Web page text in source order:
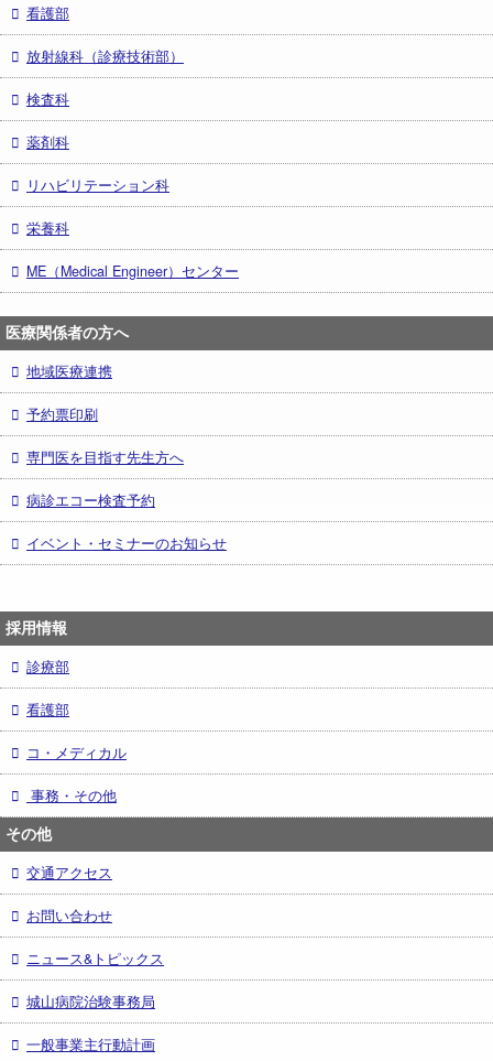
看護部
放射線科（診療技術部）
検査科
薬剤科
リハビリテーション科
栄養科
ME（Medical Engineer）センター
医療関係者の方へ
地域医療連携
予約票印刷
専門医を目指す先生方へ
病診エコー検査予約
イベント・セミナーのお知らせ
採用情報
診療部
看護部
コ・メディカル
事務・その他
その他
交通アクセス
お問い合わせ
ニュース&トピックス
城山病院治験事務局
一般事業主行動計画